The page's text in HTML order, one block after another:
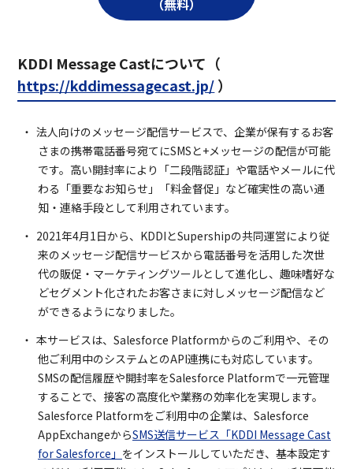
（無料）
KDDI Message Castについて（
https://kddimessagecast.jp/）
法人向けのメッセージ配信サービスで、企業が保有するお客
さまの携帯電話番号宛てにSMSと+メッセージの配信が可能
です。高い開封率により「二段階認証」や電話やメールに代
わる「重要なお知らせ」「料金督促」など確実性の高い通
知・連絡手段として利用されています。
2021年4月1日から、KDDIとSupershipの共同運営により従
来のメッセージ配信サービスから電話番号を活用した次世
代の販促・マーケティングツールとして進化し、趣味嗜好な
どセグメント化されたお客さまに対しメッセージ配信など
ができるようになりました。
本サービスは、Salesforce Platformからのご利用や、その
他ご利用中のシステムとのAPI連携にも対応しています。
SMSの配信履歴や開封率をSalesforce Platformで一元管理
することで、接客の高度化や業務の効率化を実現します。
Salesforce Platformをご利用中の企業は、Salesforce
AppExchangeからSMS送信サービス「KDDI Message Cast
for Salesforce」 をインストールしていただき、基本設定す